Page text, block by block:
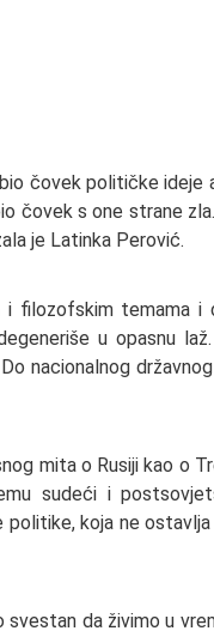
čovek političke ideje
čovek s one strane
je Latinka Perović.
filozofskim temama i
u opasnu
nacionalnog
mita o Rusiji kao o
sudeći i
koja ne ostavlja
da živimo u